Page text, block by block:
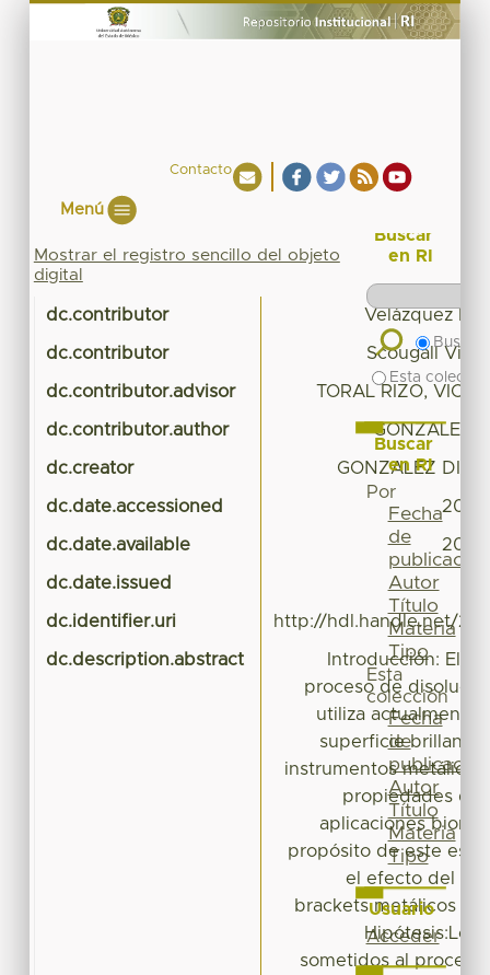
Contacto
Menú
Mostrar el registro sencillo del objeto
digital
dc.contributor Velázquez
dc.contributor Scougall
dc.contributor.advisor TORAL RIZO,
dc.contributor.author GONZALEZ
dc.creator GONZALEZ
dc.date.accessioned
dc.date.available
dc.date.issued
dc.identifier.uri http://hdl.handle.net/
dc.description.abstract
Introducción: El
proceso de
utiliza actualmente
superficie brillante
instrumentos metálicos
propiedades de
aplicaciones
propósito de este
el efecto del
brackets metálicos en
Hipótesis:Los
sometidos al
Buscar
en RI
Buscar
Esta
Buscar
en RI
Por
Fecha
de
publicación
Autor
Título
Materia
Tipo
Esta
colección
Fecha
de
publicación
Autor
Título
Materia
Tipo
Usuario
Acceder